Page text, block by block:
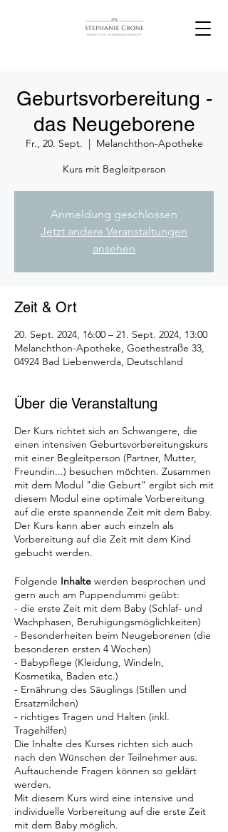
Geburtsvorbereitung -
das Neugeborene
Fr., 20. Sept.
  |
Melanchthon-Apotheke
Kurs mit Begleitperson
Anmeldung geschlossen
Jetzt andere Veranstaltungen
ansehen
Zeit & Ort
20. Sept. 2024, 16:00 – 21. Sept. 2024, 13:00
Melanchthon-Apotheke, Goethestraße 33,
04924 Bad Liebenwerda, Deutschland
Über die Veranstaltung
Der Kurs richtet sich an Schwangere, die
einen intensiven Geburtsvorbereitungskurs
mit einer Begleitperson (Partner, Mutter,
Freundin...) besuchen möchten. Zusammen
mit dem Modul "die Geburt" ergibt sich mit
diesem Modul eine optimale Vorbereitung
auf die erste spannende Zeit mit dem Baby.
Der Kurs kann aber auch einzeln als
Vorbereitung auf die Zeit mit dem Kind
gebucht werden.
Folgende Inhalte werden besprochen und
gern auch am Puppendummi geübt:
- die erste Zeit mit dem Baby (Schlaf- und
Wachphasen, Beruhigungsmöglichkeiten)
- Besonderheiten beim Neugeborenen (die
besonderen ersten 4 Wochen)
- Babypflege (Kleidung, Windeln,
Kosmetika, Baden etc.)
- Ernährung des Säuglings (Stillen und
Ersatzmilchen)
- richtiges Tragen und Halten (inkl.
Tragehilfen)
Die Inhalte des Kurses richten sich auch
nach den Wünschen der Teilnehmer aus.
Auftauchende Fragen können so geklärt
werden.
Mit diesem Kurs wird eine intensive und
individuelle Vorbereitung auf die erste Zeit
mit dem Baby möglich.